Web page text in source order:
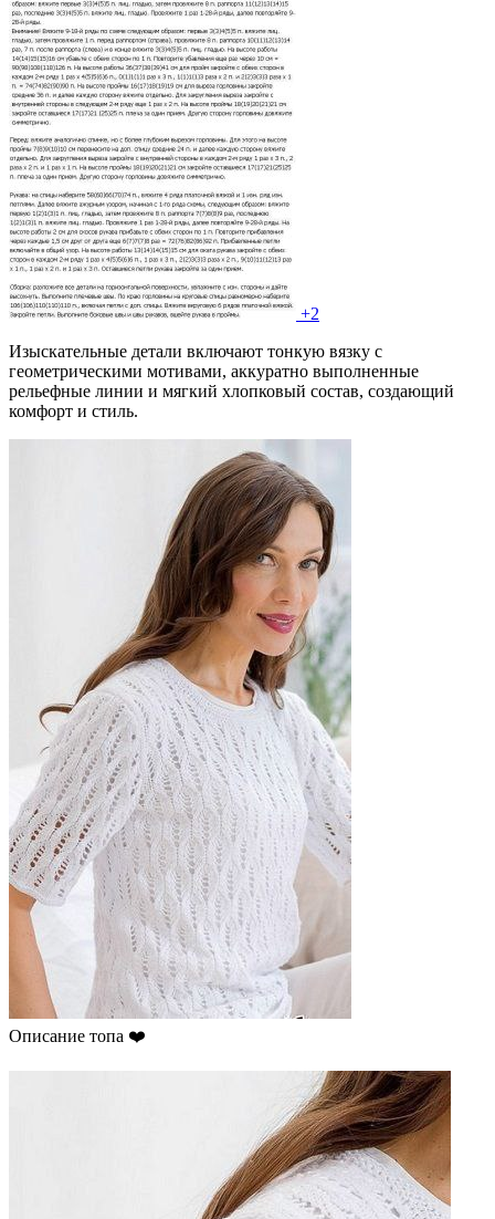
+2
Изыскательные детали включают тонкую вязку с
геометрическими мотивами, аккуратно выполненные
рельефные линии и мягкий хлопковый состав, создающий
комфорт и стиль.
Описание топа ❤️